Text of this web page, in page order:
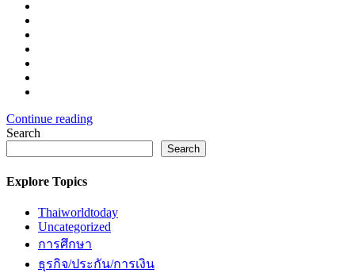
Continue reading
Search
Search
Explore Topics
Thaiworldtoday
Uncategorized
การศึกษา
ธุรกิจ/ประกัน/การเงิน